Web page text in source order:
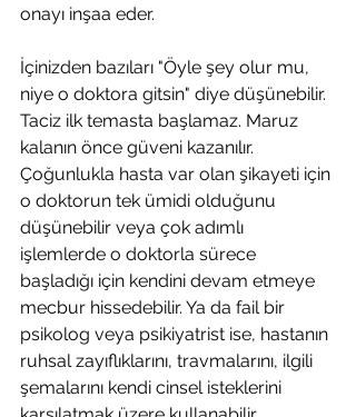
onayı inşaa eder.
İçinizden bazıları "Öyle şey olur mu,
niye o doktora gitsin" diye düşünebilir.
Taciz ilk temasta başlamaz. Maruz
kalanın önce güveni kazanılır.
Çoğunlukla hasta var olan şikayeti için
o doktorun tek ümidi olduğunu
düşünebilir veya çok adımlı
işlemlerde o doktorla sürece
başladığı için kendini devam etmeye
mecbur hissedebilir. Ya da fail bir
psikolog veya psikiyatrist ise, hastanın
ruhsal zayıflıklarını, travmalarını, ilgili
şemalarını kendi cinsel isteklerini